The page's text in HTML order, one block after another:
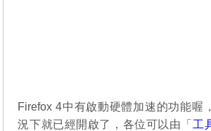
Firefox 4中有啟動硬體加速的功能喔
況下就已經開啟了，各位可以由「 工